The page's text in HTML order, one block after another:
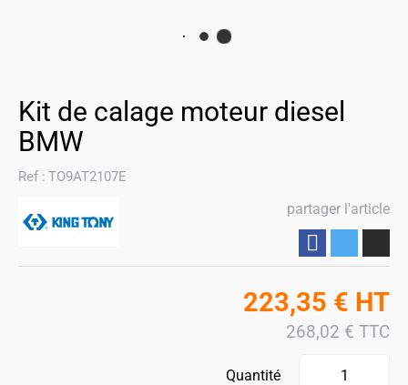
Kit de calage moteur diesel
BMW
Ref : TO9AT2107E
partager l'article
223,35 € HT
268,02 € TTC
Quantité